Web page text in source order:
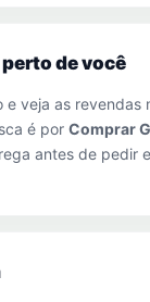
de você
e veja as revendas
é por Comprar
antes de pedir